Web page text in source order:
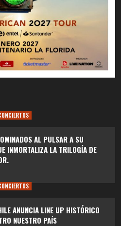
AL PULSAR A SU
INMORTALIZA LA TRILOGÍA DE
ANUNCIA LINE UP HISTÓRICO
NUESTRO PAÍS